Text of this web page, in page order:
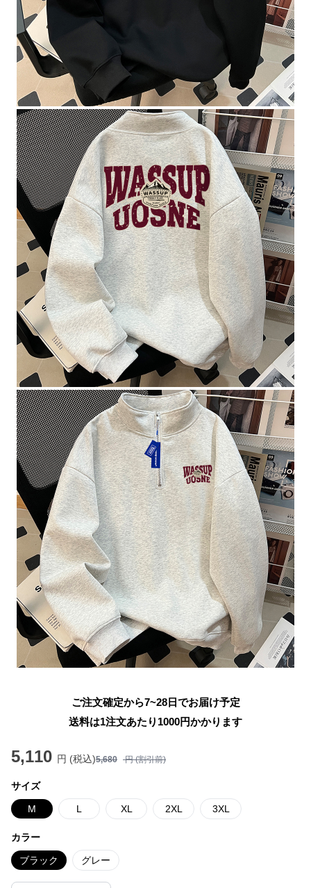
ご注文確定から7~28日でお届け予定
送料は1注文あたり 1000円かかります
5,110 円 (税込)5,680 円 (割引前)
サイズ
M L XL 2XL 3XL
カラー
ブラック グレー